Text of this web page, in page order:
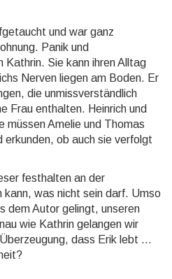
und war ganz
Panik und
Sie kann ihren Alltag
Nerven liegen am Boden. Er
die unmissverständlich
Frau enthalten. Heinrich und
müssen Amelie und Thomas
erkunden, ob auch sie verfolgt
festhalten an der
was nicht sein darf. Umso
dem Autor gelingt, unseren
wie Kathrin gelangen wir
dass Erik lebt ...